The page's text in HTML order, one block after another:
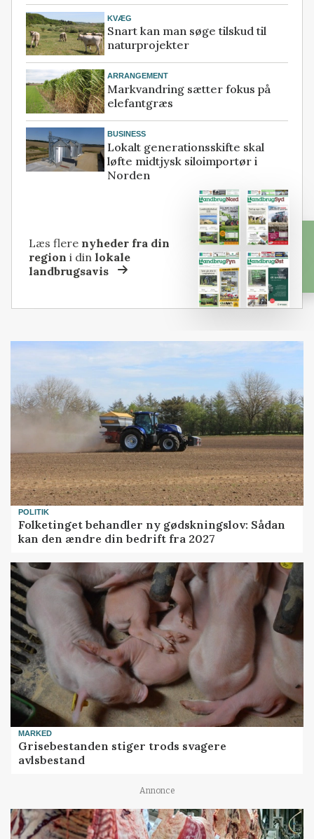
KVÆG
Snart kan man søge tilskud til
naturprojekter
ARRANGEMENT
Markvandring sætter fokus på
elefantgræs
BUSINESS
Lokalt generationsskifte skal
løfte midtjysk siloimportør i
Norden
Læs flere nyheder fra din
region i dinlokale
landbrugsavis
POLITIK
Folketinget behandler ny gødskningslov: Sådan
kan den ændre din bedrift fra 2027
MARKED
Grisebestanden stiger trods svagere
avlsbestand
Annonce